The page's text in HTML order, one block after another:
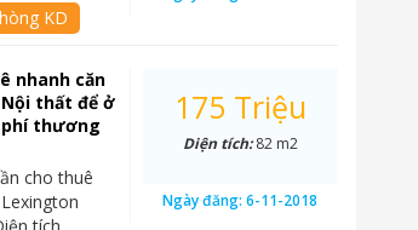
KD
nhanh căn
Nội thất để ở
phí thương
cho thuê
175 Triệu
Diện tích:82 m2
Ngày đăng:6-11-2018